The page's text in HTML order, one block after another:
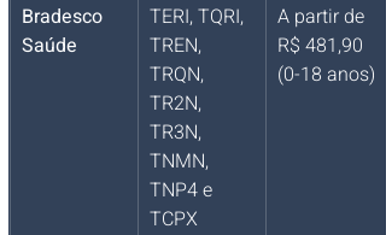
Bradesco
Saúde
TERI, TQRI,
TREN,
TRQN,
TR2N,
TR3N,
TNMN,
TNP4 e
TCPX
A partir de
R$ 481,90
(0-18 anos)